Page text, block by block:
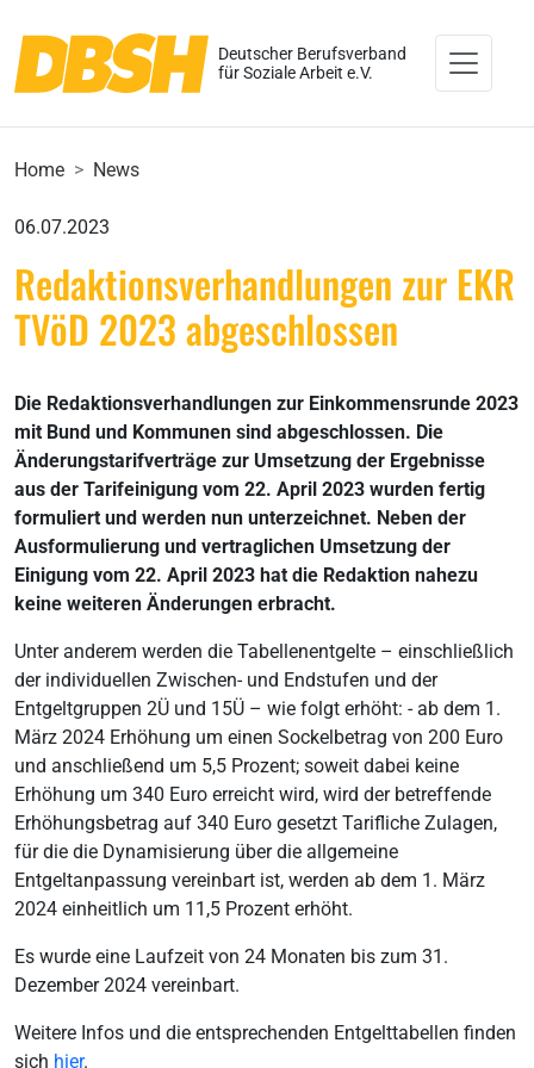
Deutscher Berufsverband
für Soziale Arbeit e.V.
Home News
06.07.2023
Redaktionsverhandlungen zur EKR
TVöD 2023 abgeschlossen
Die Redaktionsverhandlungen zur Einkommensrunde 2023
mit Bund und Kommunen sind abgeschlossen. Die
Änderungstarifverträge zur Umsetzung der Ergebnisse
aus der Tarifeinigung vom 22. April 2023 wurden fertig
formuliert und werden nun unterzeichnet. Neben der
Ausformulierung und vertraglichen Umsetzung der
Einigung vom 22. April 2023 hat die Redaktion nahezu
keine weiteren Änderungen erbracht.
Unter anderem werden die Tabellenentgelte – einschließlich
der individuellen Zwischen- und Endstufen und der
Entgeltgruppen 2Ü und 15Ü – wie folgt erhöht: - ab dem 1.
März 2024 Erhöhung um einen Sockelbetrag von 200 Euro
und anschließend um 5,5 Prozent; soweit dabei keine
Erhöhung um 340 Euro erreicht wird, wird der betreffende
Erhöhungsbetrag auf 340 Euro gesetzt Tarifliche Zulagen,
für die die Dynamisierung über die allgemeine
Entgeltanpassung vereinbart ist, werden ab dem 1. März
2024 einheitlich um 11,5 Prozent erhöht.
Es wurde eine Laufzeit von 24 Monaten bis zum 31.
Dezember 2024 vereinbart.
Weitere Infos und die entsprechenden Entgelttabellen finden
sich hier.